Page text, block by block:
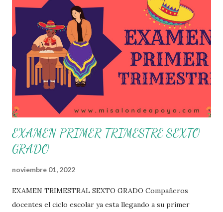
su organización, la gestión del tiempo acorde a las
necesidades de la escuela y las acciones que decidan
emprender para apropiarse y resignificar el Plan de
Estudio dentro y fuera de este espacio. En esta Primera
Sesión Ordinaria se les invita a que reflexionen y acuerden
posibles acciones a realizar colaborativamente en la escuela
y con la comunidad, a fin de atender las problemáticas
identificadas. Compañeros docentes en est...
EXAMEN PRIMER TRIMESTRE SEXTO
GRADO
noviembre 01, 2022
EXAMEN TRIMESTRAL SEXTO GRADO Compañeros
docentes el ciclo escolar ya esta llegando a su primer